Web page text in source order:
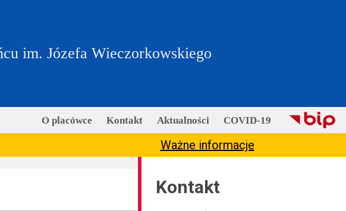
im. Józefa Wieczorkowskiego
O placówce Kontakt Aktualności COVID-19
Ważne informacje
Kontakt